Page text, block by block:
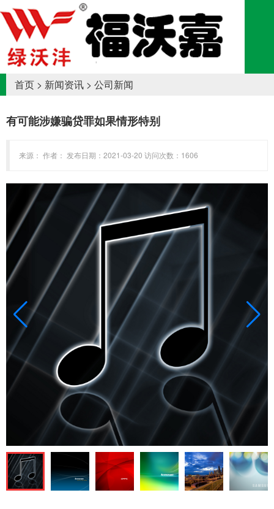
首页 > 新闻资讯 > 公司新闻
有可能涉嫌骗贷罪如果情形特别
来源： 作者： 发布日期：2021-03-20 访问次数：1606